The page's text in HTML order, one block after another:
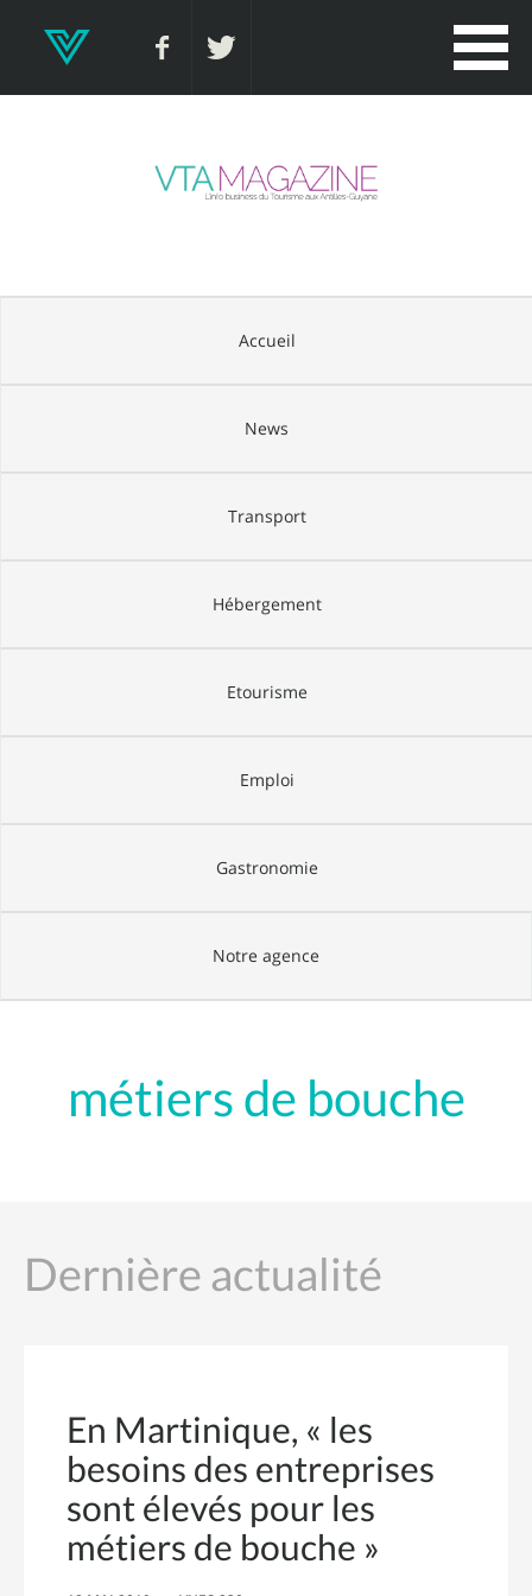
Accueil
News
Transport
Hébergement
Etourisme
Emploi
Gastronomie
Notre agence
métiers de bouche
Dernière actualité
En Martinique, « les
besoins des entreprises
sont élevés pour les
métiers de bouche »